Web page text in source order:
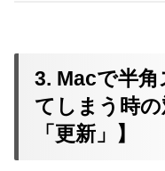
3. Macで半
てしまう時
「更新」】